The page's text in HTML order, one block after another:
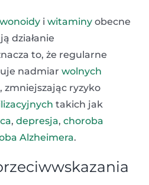
i witaminy obecne
działanie
to, że regularne
nadmiar wolnych
zmniejszając ryzyko
takich jak
, depresja, choroba
Alzheimera.